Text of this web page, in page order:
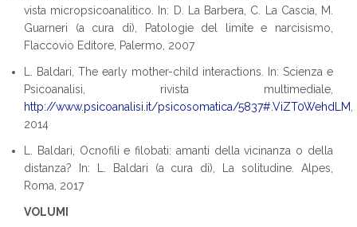
vista micropsicoanalitico. In: D. La Barbera, C. La Cascia, M.
Guarneri (a cura di), Patologie del limite e narcisismo,
Flaccovio Editore, Palermo, 2007
L. Baldari, The early mother-child interactions. In: Scienza e
Psicoanalisi, rivista multimediale,
http://www.psicoanalisi.it/psicosomatica/5837#.ViZT0WehdLM
2014
L. Baldari, Ocnofili e filobati: amanti della vicinanza o della
distanza? In: L. Baldari (a cura di), La solitudine. Alpes,
Roma, 2017
VOLUMI